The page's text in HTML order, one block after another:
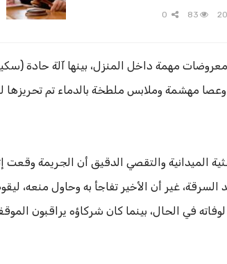
83
ومعروضات مهمة داخل المنزل، بينها آلة حادة
وعصا مهشمة وملابس ملطخة بالدماء تم
الميدانية والتقصي الدقيق أن الجريمة وقعت
السرقة، غير أن الأخير تفاجأ به وحاول منعه،
في الحال، بينما كان شركاؤه يراقبون